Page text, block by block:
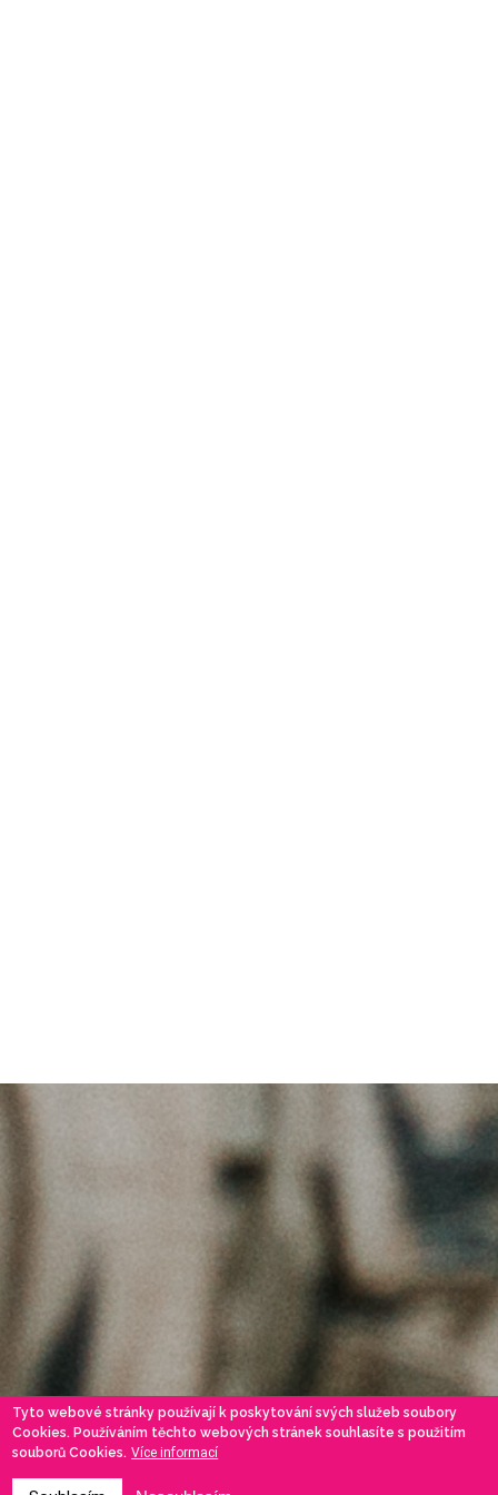
Tyto webové stránky používají k poskytování svých služeb soubory
Cookies. Používáním těchto webových stránek souhlasíte s použitím
souborů Cookies. Více informací